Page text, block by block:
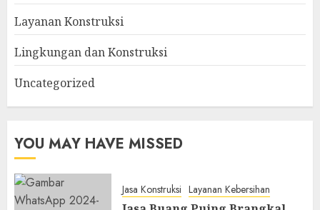
Layanan Konstruksi
Lingkungan dan Konstruksi
Uncategorized
YOU MAY HAVE MISSED
Jasa Konstruksi Layanan Kebersihan